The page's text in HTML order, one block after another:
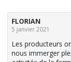
FLORIAN
5 janvier 2021
Les producteurs
nous immerger